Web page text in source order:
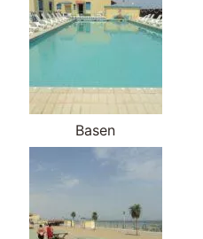
Basen